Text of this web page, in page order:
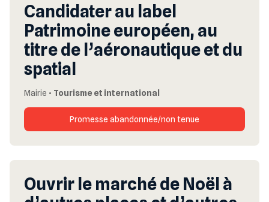
Candidater au label
Patrimoine européen, au
titre de l’aéronautique et du
spatial
Mairie • Tourisme et international
Promesse abandonnée/non tenue
Ouvrir le marché de Noël à